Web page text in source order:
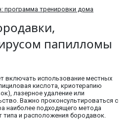
программа тренировки дома
папилломы
включать использование местных
кислота, криотерапию
лазерное удаление или
Важно проконсультироваться с
наиболее подходящего метода
типа и расположения бородавок.